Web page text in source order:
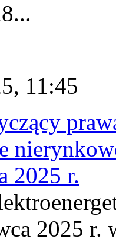
11:45
2025 r.
2025 r.